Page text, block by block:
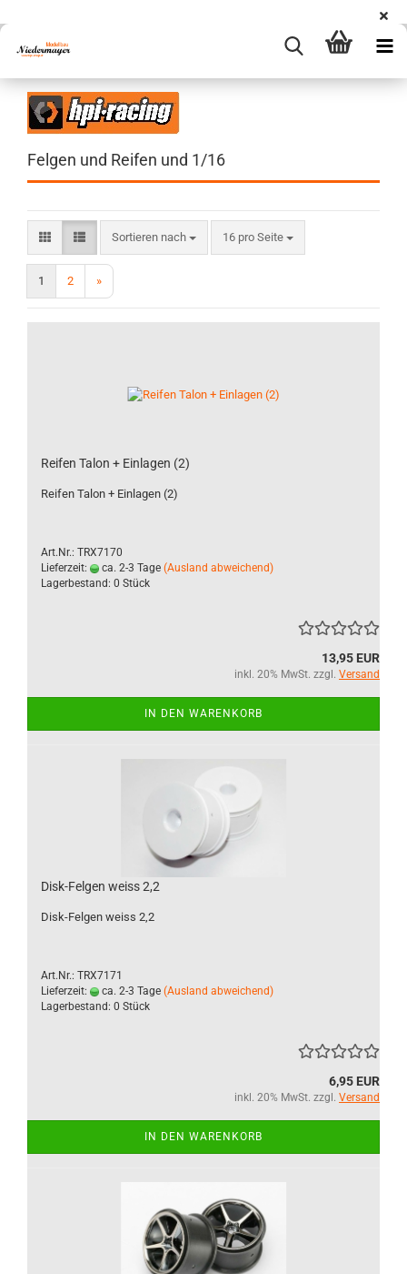
Felgen und Reifen und 1/16
Sortieren nach
Sortieren nach 16 pro Seite
pro Seite
1 2 »
Reifen Talon + Einlagen (2)
Reifen Talon + Einlagen (2)
Art.Nr.: TRX7170
Lieferzeit:
ca. 2-3 Tage (Ausland abweichend)
Lagerbestand: 0 Stück
13,95 EUR
inkl. 20% MwSt. zzgl. Versand
IN DEN WARENKORB
Disk-Felgen weiss 2,2
Disk-Felgen weiss 2,2
Art.Nr.: TRX7171
Lieferzeit:
ca. 2-3 Tage (Ausland abweichend)
Lagerbestand: 0 Stück
6,95 EUR
inkl. 20% MwSt. zzgl. Versand
IN DEN WARENKORB